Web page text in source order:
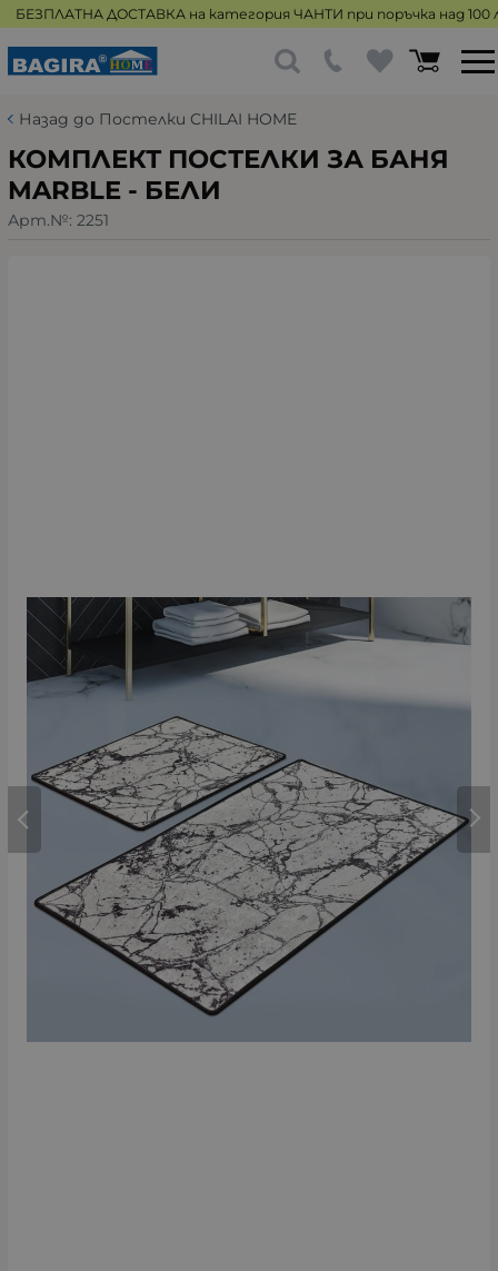
БЕЗПЛАТНА ДОСТАВКА на категория ЧАНТИ при поръчка над 100
Назад до Постелки CHILAI HOME
КОМПЛЕКТ ПОСТЕЛКИ ЗА БАНЯ
MARBLE - БЕЛИ
Арт.№: 2251